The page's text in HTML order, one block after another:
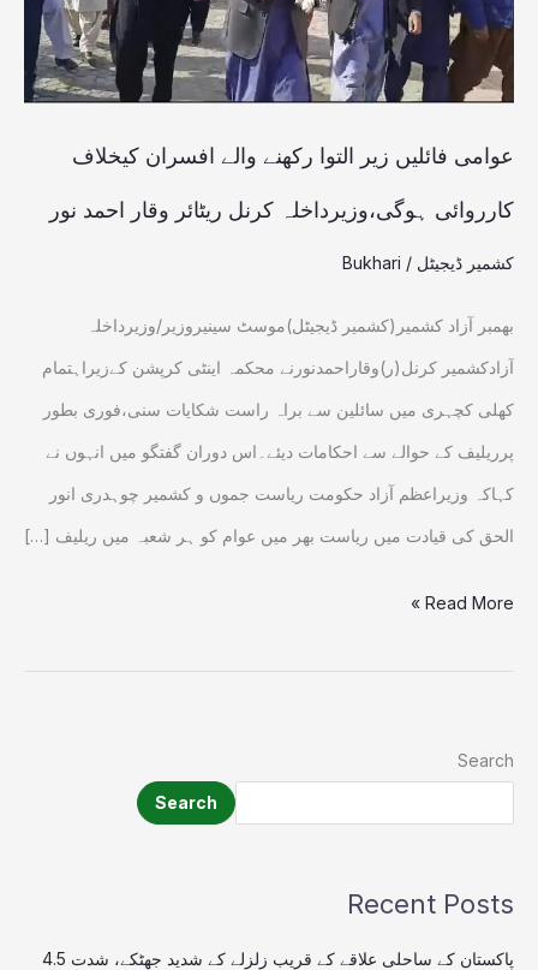
عوامی فائلیں زیر التوا رکھنے والے افسران کیخلاف
کارروائی ہوگی،وزیرداخلہ کرنل ریٹائر وقار احمد نور
کشمیر ڈیجیٹل /
Bukhari
بھمبر آزاد کشمیر(کشمیر ڈیجیٹل)موسٹ سینیروزیر/وزیرداخلہ
آزادکشمیر کرنل(ر)وقاراحمدنورنے محکمہ اینٹی کرپشن کےزیراہتمام
کھلی کچہری میں سائلین سے براہ راست شکایات سنی،فوری بطور
پرریلیف کے حوالے سے احکامات دیئے۔اس دوران گفتگو میں انہوں نے
کہاکہ وزیراعظم آزاد حکومت ریاست جموں و کشمیر چوہدری انور
الحق کی قیادت میں ریاست بھر میں عوام کو ہر شعبہ میں ریلیف […]
والے
افسران
کیخلاف
کارروائی
کرنل
ریٹائر
احمد
نور
Read More »
Search
Search
Recent Posts
پاکستان کے ساحلی علاقے کے قریب زلزلے کے شدید جھٹکے، شدت 4.5